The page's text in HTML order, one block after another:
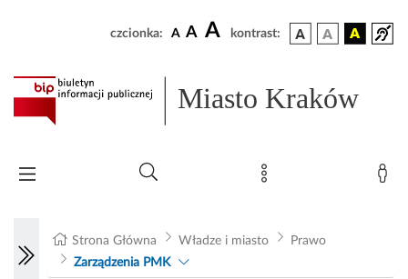
czcionka: A A A kontrast:
Miasto Kraków
Strona Główna Władze i miasto
Prawo
Zarządzenia PMK